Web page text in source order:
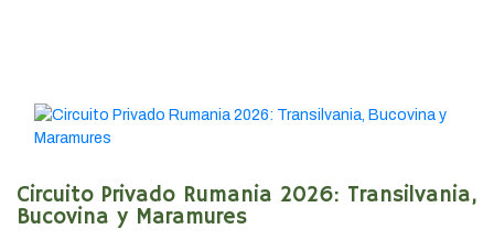
Circuito Privado Rumania 2026: Transilvania,
Bucovina y Maramures